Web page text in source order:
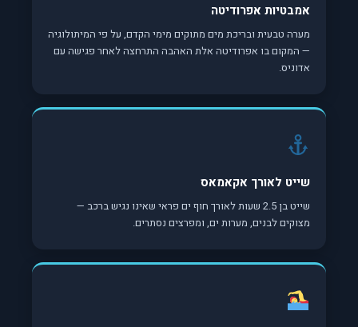
אמבטיות אפרודיטה
מערה טבעית ובריכת מים מתוקים מימי הקדם, על פי המיתולוגיה
— המקום בו אפרודיטה אלת האהבה התרחצה לאחר פגישה עם
אדוניס.
שייט לאורך אקאמאס
שייט בן 2.5 שעות לאורך חוף ים פראי שאינו נגיש ברכב —
מצוקים לבנים, מערות ים, ומפרצים נסתרים.